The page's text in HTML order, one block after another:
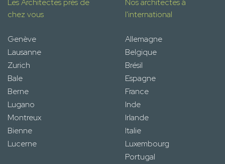
Les Architectes près de
chez vous
Genève
Lausanne
Zurich
Bale
Berne
Lugano
Montreux
Bienne
Lucerne
Nos architectes à
l'international
Allemagne
Belgique
Brésil
Espagne
France
Inde
Irlande
Italie
Luxembourg
Portugal